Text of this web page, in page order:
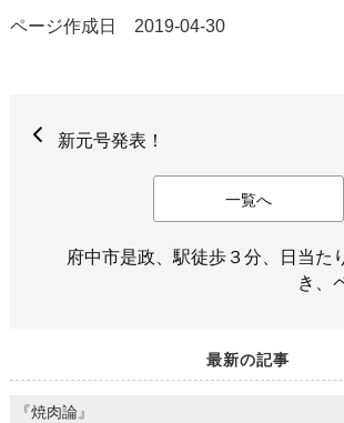
ページ作成日 2019-04-30
新元号発表！
一覧へ
府中市是政、駅徒歩３分、日当た
き、
最新の記事
『焼肉論』